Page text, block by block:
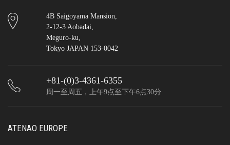
4B Saigoyama Mansion,
2-12-3 Aobadai,
Meguro-ku,
Tokyo JAPAN 153-0042
+81-(0)3-4361-6355
周一至周五，上午9点至下午6点30分
ATENAO EUROPE